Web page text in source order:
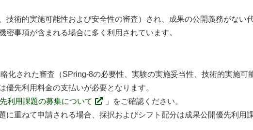
術的実施可能性および安全性の審査）され、成果の公開義務がない
事項が含まれる場合に多く利用されています。
された審査（SPring-8の必要性、実験の実施妥当性、技術的実施可
先利用料金の支払いが必要となります。
利用課題の募集について
」をご確認ください。
重ねて申請される場合、採択およびシフト配分は成果公開優先利用